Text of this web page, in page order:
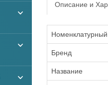
Описание и
Бренд
Название